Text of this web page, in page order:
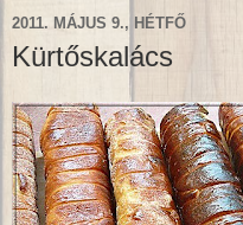
2011. MÁJUS 9., HÉTFŐ
Kürtőskalács